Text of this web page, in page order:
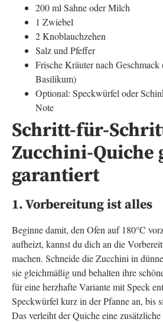
200 ml Sahne oder Milch
1 Zwiebel
2 Knoblauchzehen
Salz und Pfeffer
Frische Kräuter nach
Basilikum)
Optional: Speckwürfel oder
Note
Schritt-für-
Zucchini-Quiche
garantiert
1. Vorbereitung ist alles
Beginne damit, den Ofen auf 180°C
aufheizt, kannst du dich an die
machen. Schneide die Zucchini in
sie gleichmäßig und behalten ihre
für eine herzhafte Variante mit Speck
Speckwürfel kurz in der Pfanne an, bis
Das verleiht der Quiche eine zusätzliche